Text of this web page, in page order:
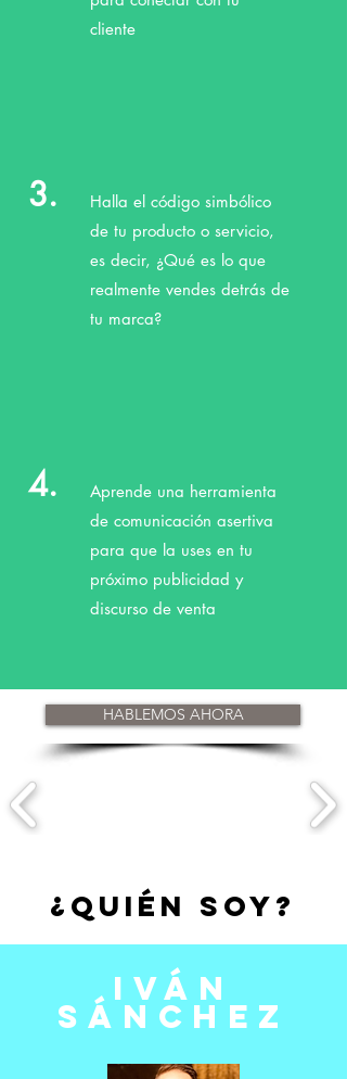
cliente
3.
Halla el código simbólico
de tu producto o servicio,
es decir, ¿Qué es lo que
realmente vendes detrás de
tu marca?
4.
Aprende una herramienta
de comunicación asertiva
para que la uses en tu
próximo publicidad y
discurso de venta
HABLEMOS AHORA
¿quién SOY?
iván
sánchez